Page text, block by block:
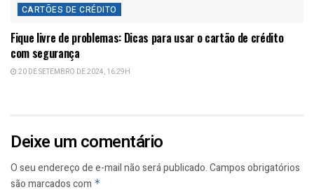
CARTÕES DE CRÉDITO
Fique livre de problemas: Dicas para usar o cartão de crédito
com segurança
20 DE SETEMBRO DE 2024, 16:29H
Deixe um comentário
O seu endereço de e-mail não será publicado.Campos obrigatórios
são marcados com *